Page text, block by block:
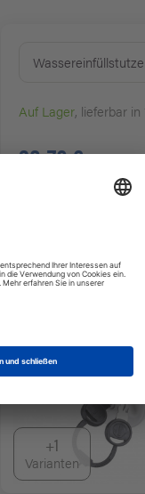
Auf Lager, lieferbar
28,70 €
Preis inkl. 19% MwSt.zzgl.
Zubehör
+1
Varianten